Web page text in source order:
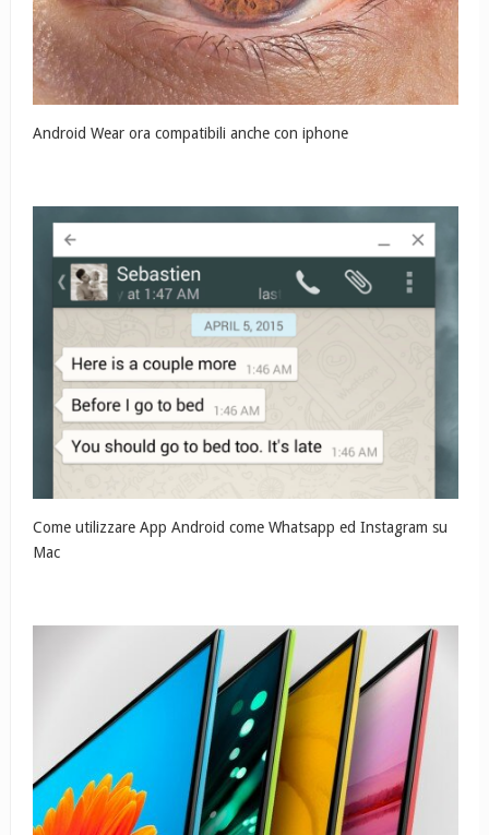
Android Wear ora compatibili anche con iphone
Come utilizzare App Android come Whatsapp ed Instagram su
Mac